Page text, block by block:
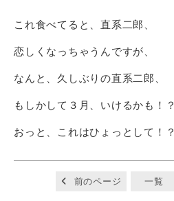
これ食べてると、直系二郎、
恋しくなっちゃうんですが、
なんと、久しぶりの直系二郎、
もしかして３月、いけるかも！？
おっと、これはひょっとして！？
前のページ 一覧